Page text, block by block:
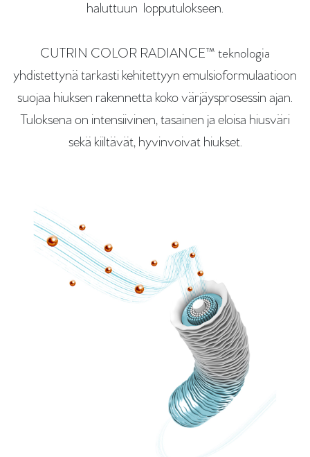
haluttuun lopputulokseen.
CUTRIN COLOR RADIANCE™ teknologia
yhdistettynä tarkasti kehitettyyn emulsioformulaatioon
suojaa hiuksen rakennetta koko värjäysprosessin ajan.
Tuloksena on intensiivinen, tasainen ja eloisa hiusväri
sekä kiiltävät, hyvinvoivat hiukset.